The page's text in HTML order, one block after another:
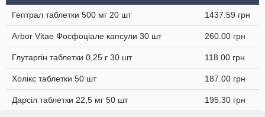
Гептрал таблетки 500 мг 20 шт 1437.59 грн
Arbor Vitae Фосфоціале капсули 30 шт 260.00 грн
Глутаргін таблетки 0,25 г 30 шт 118.00 грн
Холікс таблетки 50 шт 187.00 грн
Дарсіл таблетки 22,5 мг 50 шт 195.30 грн